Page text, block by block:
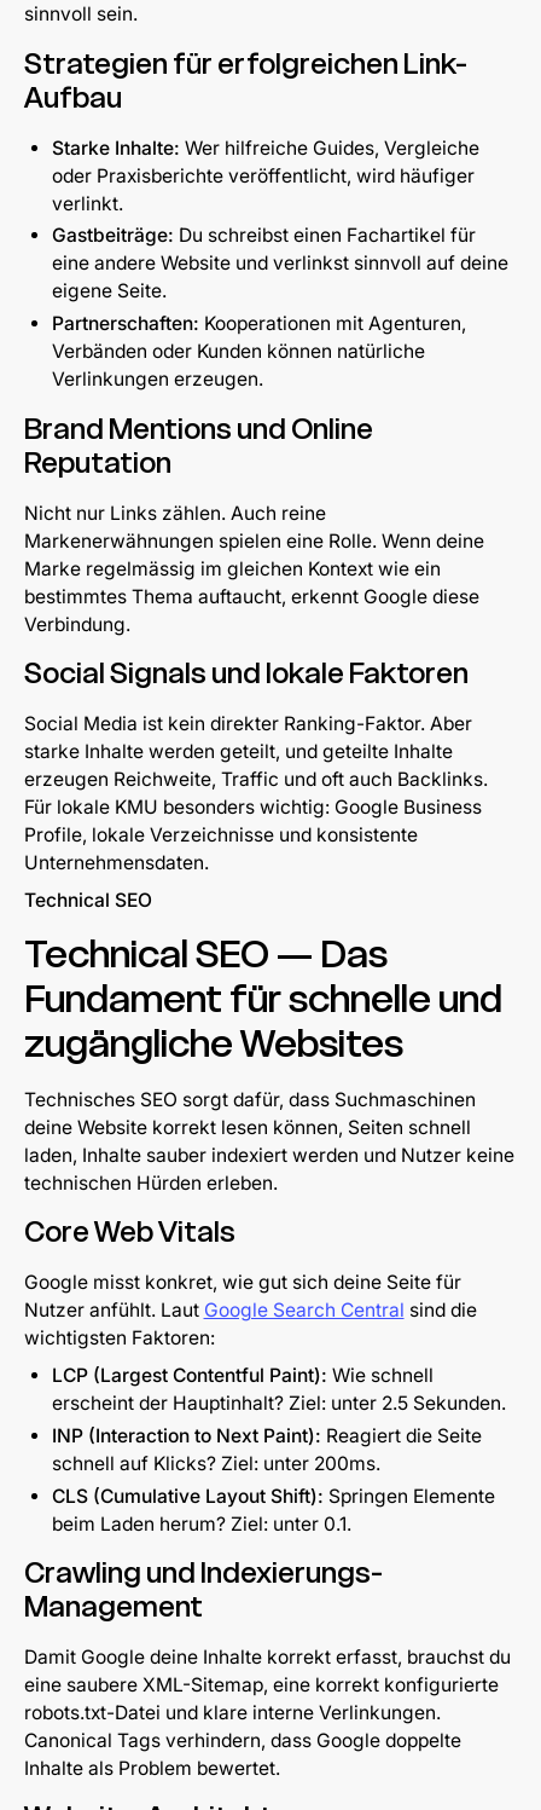
sinnvoll sein.
Strategien für erfolgreichen Link-
Aufbau
Starke Inhalte: Wer hilfreiche Guides, Vergleiche
oder Praxisberichte veröffentlicht, wird häufiger
verlinkt.
Gastbeiträge: Du schreibst einen Fachartikel für
eine andere Website und verlinkst sinnvoll auf deine
eigene Seite.
Partnerschaften: Kooperationen mit Agenturen,
Verbänden oder Kunden können natürliche
Verlinkungen erzeugen.
Brand Mentions und Online
Reputation
Nicht nur Links zählen. Auch reine
Markenerwähnungen spielen eine Rolle. Wenn deine
Marke regelmässig im gleichen Kontext wie ein
bestimmtes Thema auftaucht, erkennt Google diese
Verbindung.
Social Signals und lokale Faktoren
Social Media ist kein direkter Ranking-Faktor. Aber
starke Inhalte werden geteilt, und geteilte Inhalte
erzeugen Reichweite, Traffic und oft auch Backlinks.
Für lokale KMU besonders wichtig: Google Business
Profile, lokale Verzeichnisse und konsistente
Unternehmensdaten.
Technical SEO
Technical SEO — Das
Fundament für schnelle und
zugängliche Websites
Technisches SEO sorgt dafür, dass Suchmaschinen
deine Website korrekt lesen können, Seiten schnell
laden, Inhalte sauber indexiert werden und Nutzer keine
technischen Hürden erleben.
Core Web Vitals
Google misst konkret, wie gut sich deine Seite für
Nutzer anfühlt. Laut Google Search Central sind die
wichtigsten Faktoren:
LCP (Largest Contentful Paint): Wie schnell
erscheint der Hauptinhalt? Ziel: unter 2.5 Sekunden.
INP (Interaction to Next Paint): Reagiert die Seite
schnell auf Klicks? Ziel: unter 200ms.
CLS (Cumulative Layout Shift): Springen Elemente
beim Laden herum? Ziel: unter 0.1.
Crawling und Indexierungs-
Management
Damit Google deine Inhalte korrekt erfasst, brauchst du
eine saubere XML-Sitemap, eine korrekt konfigurierte
robots.txt-Datei und klare interne Verlinkungen.
Canonical Tags verhindern, dass Google doppelte
Inhalte als Problem bewertet.